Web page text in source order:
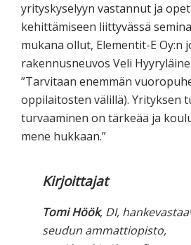
yrityskyselyyn vastannut ja
kehittämiseen liittyvässä
mukana ollut, Elementit-E Oy:n
rakennusneuvos Veli
”Tarvitaan enemmän
oppilaitosten välillä). Yrityksen
turvaaminen on tärkeää ja
mene hukkaan.”
Kirjoittajat
Tomi Höök, DI,
seudun ammattiopisto,